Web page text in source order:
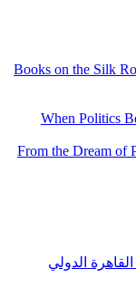
Books on the Silk
When Politics
From the Dream of
الدولي